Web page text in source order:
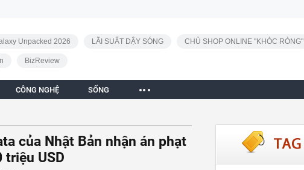
Unpacked 2026 LÃI SUẤT DẬY SÓNG CHỦ SHOP ONLINE "KHÓC RÒNG"
BizReview
CÔNG NGHỆ SỐNG
của Nhật Bản nhận án phạt
triệu USD